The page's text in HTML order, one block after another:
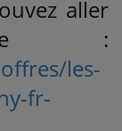
aller
:
les-
fr-